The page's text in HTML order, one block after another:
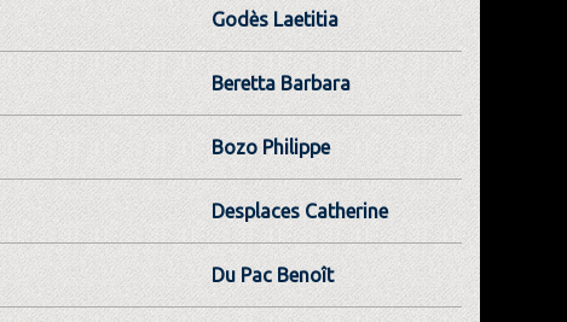
Godès Laetitia
Beretta Barbara
Bozo Philippe
Desplaces Catherine
Du Pac Benoît